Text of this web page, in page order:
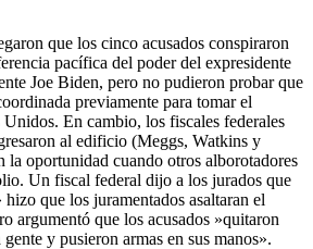
que los cinco acusados ​​conspiraron
pacífica del poder del expresidente
Joe Biden, pero no pudieron probar que
previamente para tomar el
En cambio, los fiscales federales
al edificio (Meggs, Watkins y
la oportunidad cuando otros alborotadores
Un fiscal federal dijo a los jurados que
que los juramentados asaltaran el
argumentó que los acusados ​​»quitaron
y pusieron armas en sus manos».